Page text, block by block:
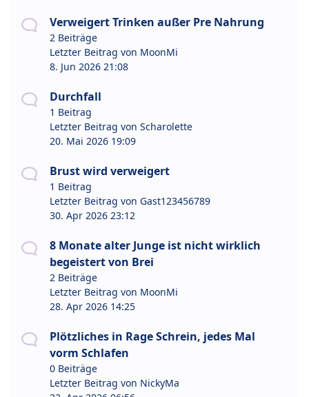
Verweigert Trinken außer Pre Nahrung
2 Beiträge
Letzter Beitrag von MoonMi
8. Jun 2026 21:08
Durchfall
1 Beitrag
Letzter Beitrag von Scharolette
20. Mai 2026 19:09
Brust wird verweigert
1 Beitrag
Letzter Beitrag von Gast123456789
30. Apr 2026 23:12
8 Monate alter Junge ist nicht wirklich
begeistert von Brei
2 Beiträge
Letzter Beitrag von MoonMi
28. Apr 2026 14:25
Plötzliches in Rage Schrein, jedes Mal
vorm Schlafen
0 Beiträge
Letzter Beitrag von NickyMa